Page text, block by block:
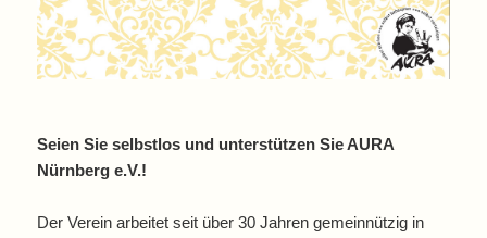
Seien Sie selbstlos und unterstützen Sie AURA
Nürnberg e.V.!
Der Verein arbeitet seit über 30 Jahren gemeinnützig in